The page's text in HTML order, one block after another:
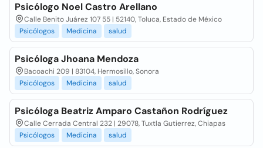
Psicólogo Noel Castro Arellano
Calle Benito Juárez 107 55 | 52140, Toluca, Estado de México
Psicólogos
Medicina salud
Psicóloga Jhoana Mendoza
Bacoachi 209 | 83104, Hermosillo, Sonora
Psicólogos
Medicina salud
Psicóloga Beatriz Amparo Castañon Rodríguez
Calle Cerrada Central 232 | 29078, Tuxtla Gutierrez, Chiapas
Psicólogos
Medicina salud